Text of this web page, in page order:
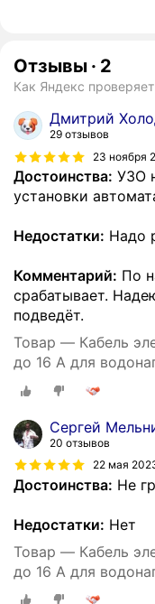
Отзывы · 2
Как Яндекс
Дмитрий
29 отзывов
23 ноября
Достоинства: УЗО
установки
Недостатки: Надо
Комментарий: По
срабатывает.
подведёт.
Товар — Кабель
до 16 А для
Сергей
20 отзывов
22 мая
Достоинства: Не
Недостатки: Нет
Товар — Кабель
до 16 А для